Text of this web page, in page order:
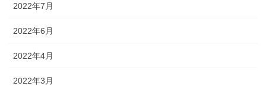
2022年7月
2022年6月
2022年4月
2022年3月